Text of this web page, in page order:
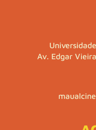
Av. Edgar